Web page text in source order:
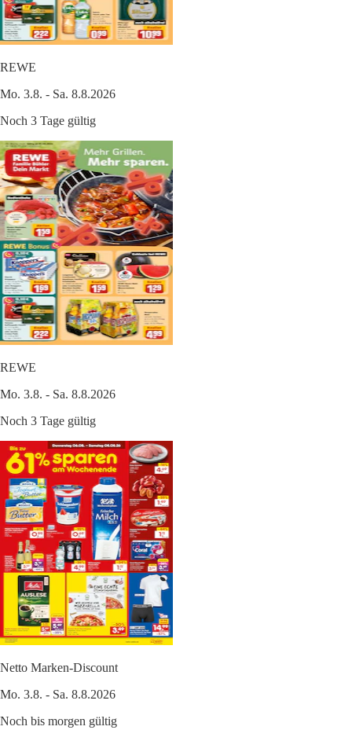
REWE
Mo. 3.8. - Sa. 8.8.2026
Noch 3 Tage gültig
REWE
Mo. 3.8. - Sa. 8.8.2026
Noch 3 Tage gültig
Netto Marken-Discount
Mo. 3.8. - Sa. 8.8.2026
Noch bis morgen gültig